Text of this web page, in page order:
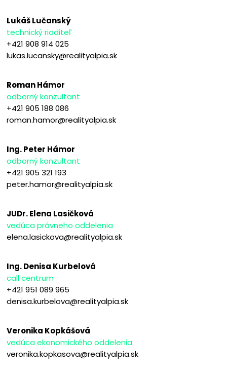
Lukáš Lučanský
technický riaditeľ
+421 908 914 025
lukas.lucansky@realityalpia.sk
Roman Hámor
odborný konzultant
+421 905 188 086
roman.hamor@realityalpia.sk
Ing. Peter Hámor
odborný konzultant
+421 905 321 193
peter.hamor@realityalpia.sk
JUDr. Elena Lasičková
vedúca právneho oddelenia
elena.lasickova@realityalpia.sk
Ing. Denisa Kurbelová
call centrum
+421 951 089 965
denisa.kurbelova@realityalpia.sk
Veronika Kopkášová
vedúca ekonomického oddelenia
veronika.kopkasova@realityalpia.sk